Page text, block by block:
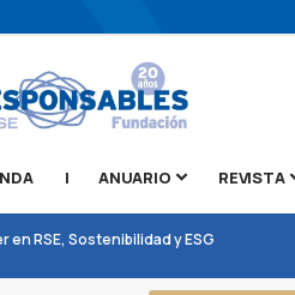
| ANUARIO REVISTA
RSE, Sostenibilidad y ESG